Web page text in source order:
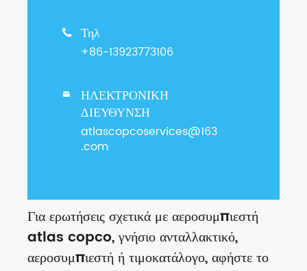
 Τηλ
+86-13923773106

ΗΛΕΚΤΡΟΝΙΚΗ
ΔΙΕΥΘΥΝΣΗ
atlascopcoservices@163
.com
Για ερωτήσεις σχετικά με αεροσυμπιεστή
atlas copco, γνήσιο ανταλλακτικό,
αεροσυμπιεστή ή τιμοκατάλογο, αφήστε το